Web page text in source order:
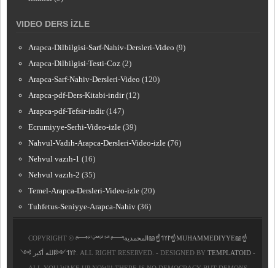
VIDEO DERS İZLE
Arapca-Dilbilgisi-Sarf-Nahiv-Dersleri-Video (9)
Arapca-Dilbilgisi-Testi-Coz (2)
Arapca-Sarf-Nahiv-Dersleri-Video (120)
Arapca-pdf-Ders-Kitabi-indir (12)
Arapca-pdf-Tefsir-indir (147)
Ecrumiyye-Serhi-Video-izle (39)
Nahvul-Vadıh-Arapca-Dersleri-Video-izle (76)
Nehvul vazıh-1 (16)
Nehvul vazıh-2 (35)
Temel-Arapca-Dersleri-Video-izle (20)
Tuhfetus-Seniyye-Arapca-Nahiv (36)
COPYRIGHT © ﷽𐰃𐰠𐰯☝📖المحمدية☝MUHAMMEDIYYE📖☝
𐰃𐰠𐰯༺الله أكبر ༻. ALL RIGHT RESERVED. - DESIGNED BY TEMPLATOID-